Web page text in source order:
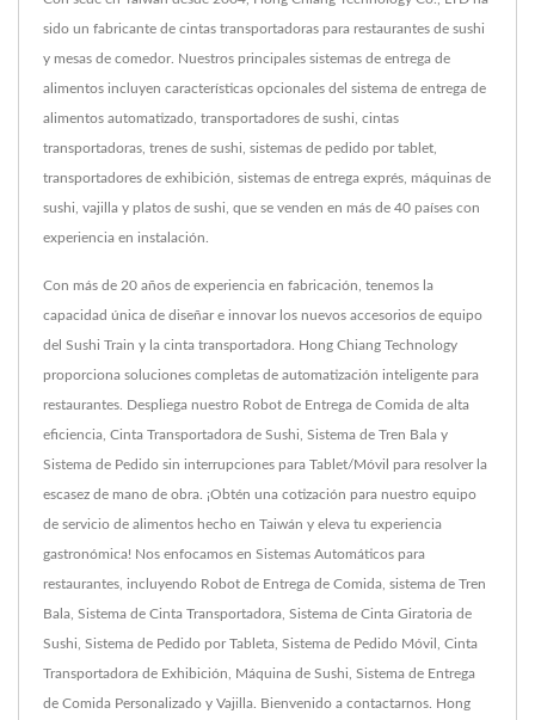
sido un fabricante de cintas transportadoras para restaurantes de sushi
y mesas de comedor. Nuestros principales sistemas de entrega de
alimentos incluyen características opcionales del sistema de entrega de
alimentos automatizado, transportadores de sushi, cintas
transportadoras, trenes de sushi, sistemas de pedido por tablet,
transportadores de exhibición, sistemas de entrega exprés, máquinas de
sushi, vajilla y platos de sushi, que se venden en más de 40 países con
experiencia en instalación.
Con más de 20 años de experiencia en fabricación, tenemos la
capacidad única de diseñar e innovar los nuevos accesorios de equipo
del Sushi Train y la cinta transportadora. Hong Chiang Technology
proporciona soluciones completas de automatización inteligente para
restaurantes. Despliega nuestro Robot de Entrega de Comida de alta
eficiencia, Cinta Transportadora de Sushi, Sistema de Tren Bala y
Sistema de Pedido sin interrupciones para Tablet/Móvil para resolver la
escasez de mano de obra. ¡Obtén una cotización para nuestro equipo
de servicio de alimentos hecho en Taiwán y eleva tu experiencia
gastronómica! Nos enfocamos en Sistemas Automáticos para
restaurantes, incluyendo Robot de Entrega de Comida, sistema de Tren
Bala, Sistema de Cinta Transportadora, Sistema de Cinta Giratoria de
Sushi, Sistema de Pedido por Tableta, Sistema de Pedido Móvil, Cinta
Transportadora de Exhibición, Máquina de Sushi, Sistema de Entrega
de Comida Personalizado y Vajilla. Bienvenido a contactarnos. Hong